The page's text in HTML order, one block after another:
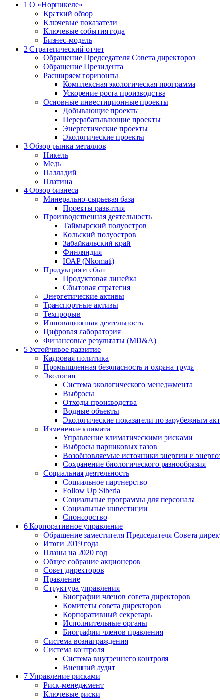
1 О «Норникеле»
Краткий обзор
Ключевые показатели
Ключевые события года
Бизнес-модель
2 Стратегический отчет
Обращение Председателя Совета директоров
Обращение Президента
Расширяем горизонты
Комплексная экологическая программа
Ускорение роста производства
Основные инвестиционные проекты
Добывающие проекты
Перерабатывающие проекты
Энергетические проекты
Экологические проекты
3 Обзор рынка металлов
Никель
Медь
Палладий
Платина
4 Обзор бизнеса
Минерально-сырьевая база
Проекты развития
Производственная деятельность
Таймырский полуостров
Кольский полуостров
Забайкальский край
Финляндия
ЮАР (Nkomati)
Продукция и сбыт
Продуктовая линейка
Сбытовая стратегия
Энергетические активы
Транспортные активы
Техпрорыв
Инновационная деятельность
Цифровая лаборатория
Финансовые результаты (MD&A)
5 Устойчивое развитие
Кадровая политика
Промышленная безопасность и охрана труда
Экология
Система экологического менеджмента
Выбросы
Отходы производства
Водные объекты
Экологические показатели по зарубежным
Изменение климата
Управление климатическими рисками
Выбросы парниковых газов
Возобновляемые источники энергии и
Сохранение биологического разнообразия
Социальная деятельность
Социальное партнерство
Follow Up Siberia
Социальные программы для персонала
Социальные инвестиции
Спонсорство
6 Корпоративное управление
Обращение заместителя Председателя Совета
Итоги 2019 года
Планы на 2020 год
Общее собрание акционеров
Совет директоров
Правление
Структура управления
Биографии членов совета директоров
Комитеты совета директоров
Корпоративный секретарь
Исполнительные органы
Биографии членов правления
Система вознаграждения
Система контроля
Система внутреннего контроля
Внешний аудит
7 Управление рисками
Риск-менеджмент
Ключевые риски